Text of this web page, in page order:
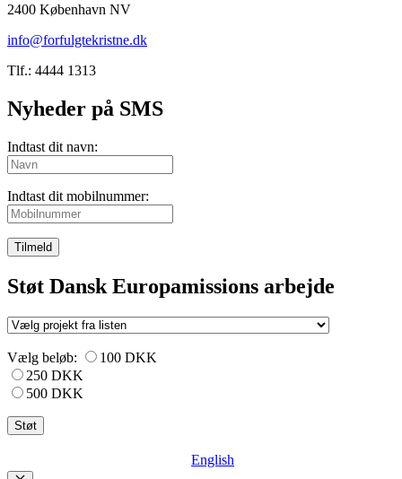
2400 København NV
info@forfulgtekristne.dk
Tlf.: 4444 1313
Nyheder på SMS
Indtast dit navn:
Indtast dit mobilnummer:
Tilmeld
Støt Dansk Europamissions arbejde
Vælg beløb:
100 DKK
250 DKK
500 DKK
English